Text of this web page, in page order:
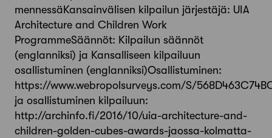
mennessäKansainvälisen kilpailun järjestäjä: UIA
Architecture and Children Work
ProgrammeSäännöt: Kilpailun säännöt
(englanniksi) ja Kansalliseen kilpailuun
osallistuminen (englanniksi)Osallistuminen:
https://www.webropolsurveys.com/S/
ja osallistuminen kilpailuun:
http://archinfo.fi/2016/10/uia-architecture-and-
children-golden-cubes-awards-jaossa-kolmatta-